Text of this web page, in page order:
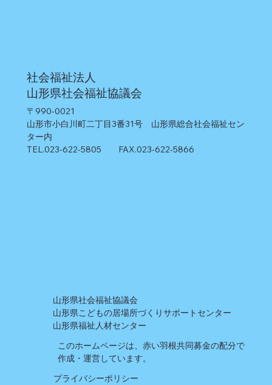
山形県社会福祉協議会
山形県こどもの居場所づくりサポートセンター
山形県福祉人材センター
このホームページは、赤い羽根共同募金の配分で
作成・運営しています。
プライバシーポリシー
社会福祉法人
山形県社会福祉協議会
〒990-0021
山形市小白川町二丁目3番31号 山形県総合社会福祉セン
ター内
TEL.023-622-5805 FAX.023-622-5866